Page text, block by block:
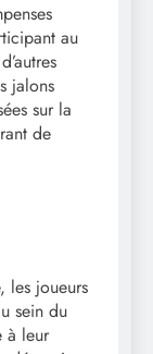
au
jalons
sur la
de
les joueurs
sein du
à leur